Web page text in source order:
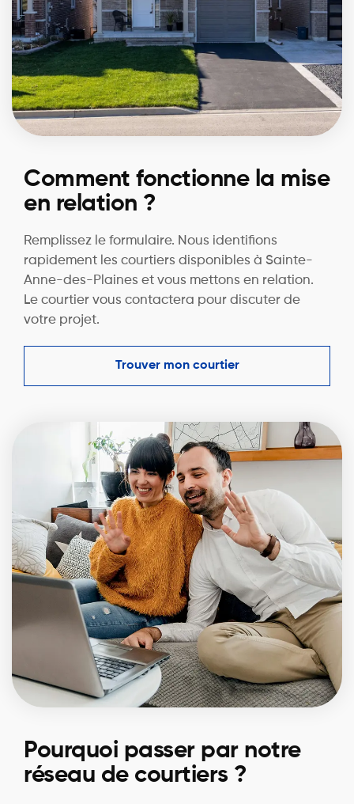
Comment fonctionne la mise
en relation ?
Remplissez le formulaire. Nous identifions
rapidement les courtiers disponibles à Sainte-
Anne-des-Plaines et vous mettons en relation.
Le courtier vous contactera pour discuter de
votre projet.
Trouver mon courtier
Pourquoi passer par notre
réseau de courtiers ?